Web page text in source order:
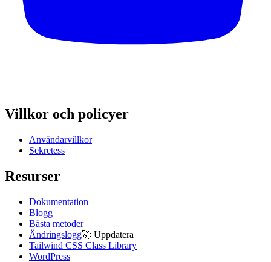
Villkor och policyer
Användarvillkor
Sekretess
Resurser
Dokumentation
Blogg
Bästa metoder
Ändringslogg🚀 Uppdatera
Tailwind CSS Class Library
WordPress